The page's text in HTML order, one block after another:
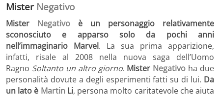
Mister Negativo
Mister Negativo è un personaggio relativamente
sconosciuto e apparso solo da pochi anni
nell’immaginario Marvel. La sua prima apparizione,
infatti, risale al 2008 nella nuova saga dell’Uomo
Ragno Soltanto un altro giorno. Mister Negativo ha due
personalità dovute a degli esperimenti fatti su di lui. Da
un lato è Martin Li, persona molto caritatevole che aiuta